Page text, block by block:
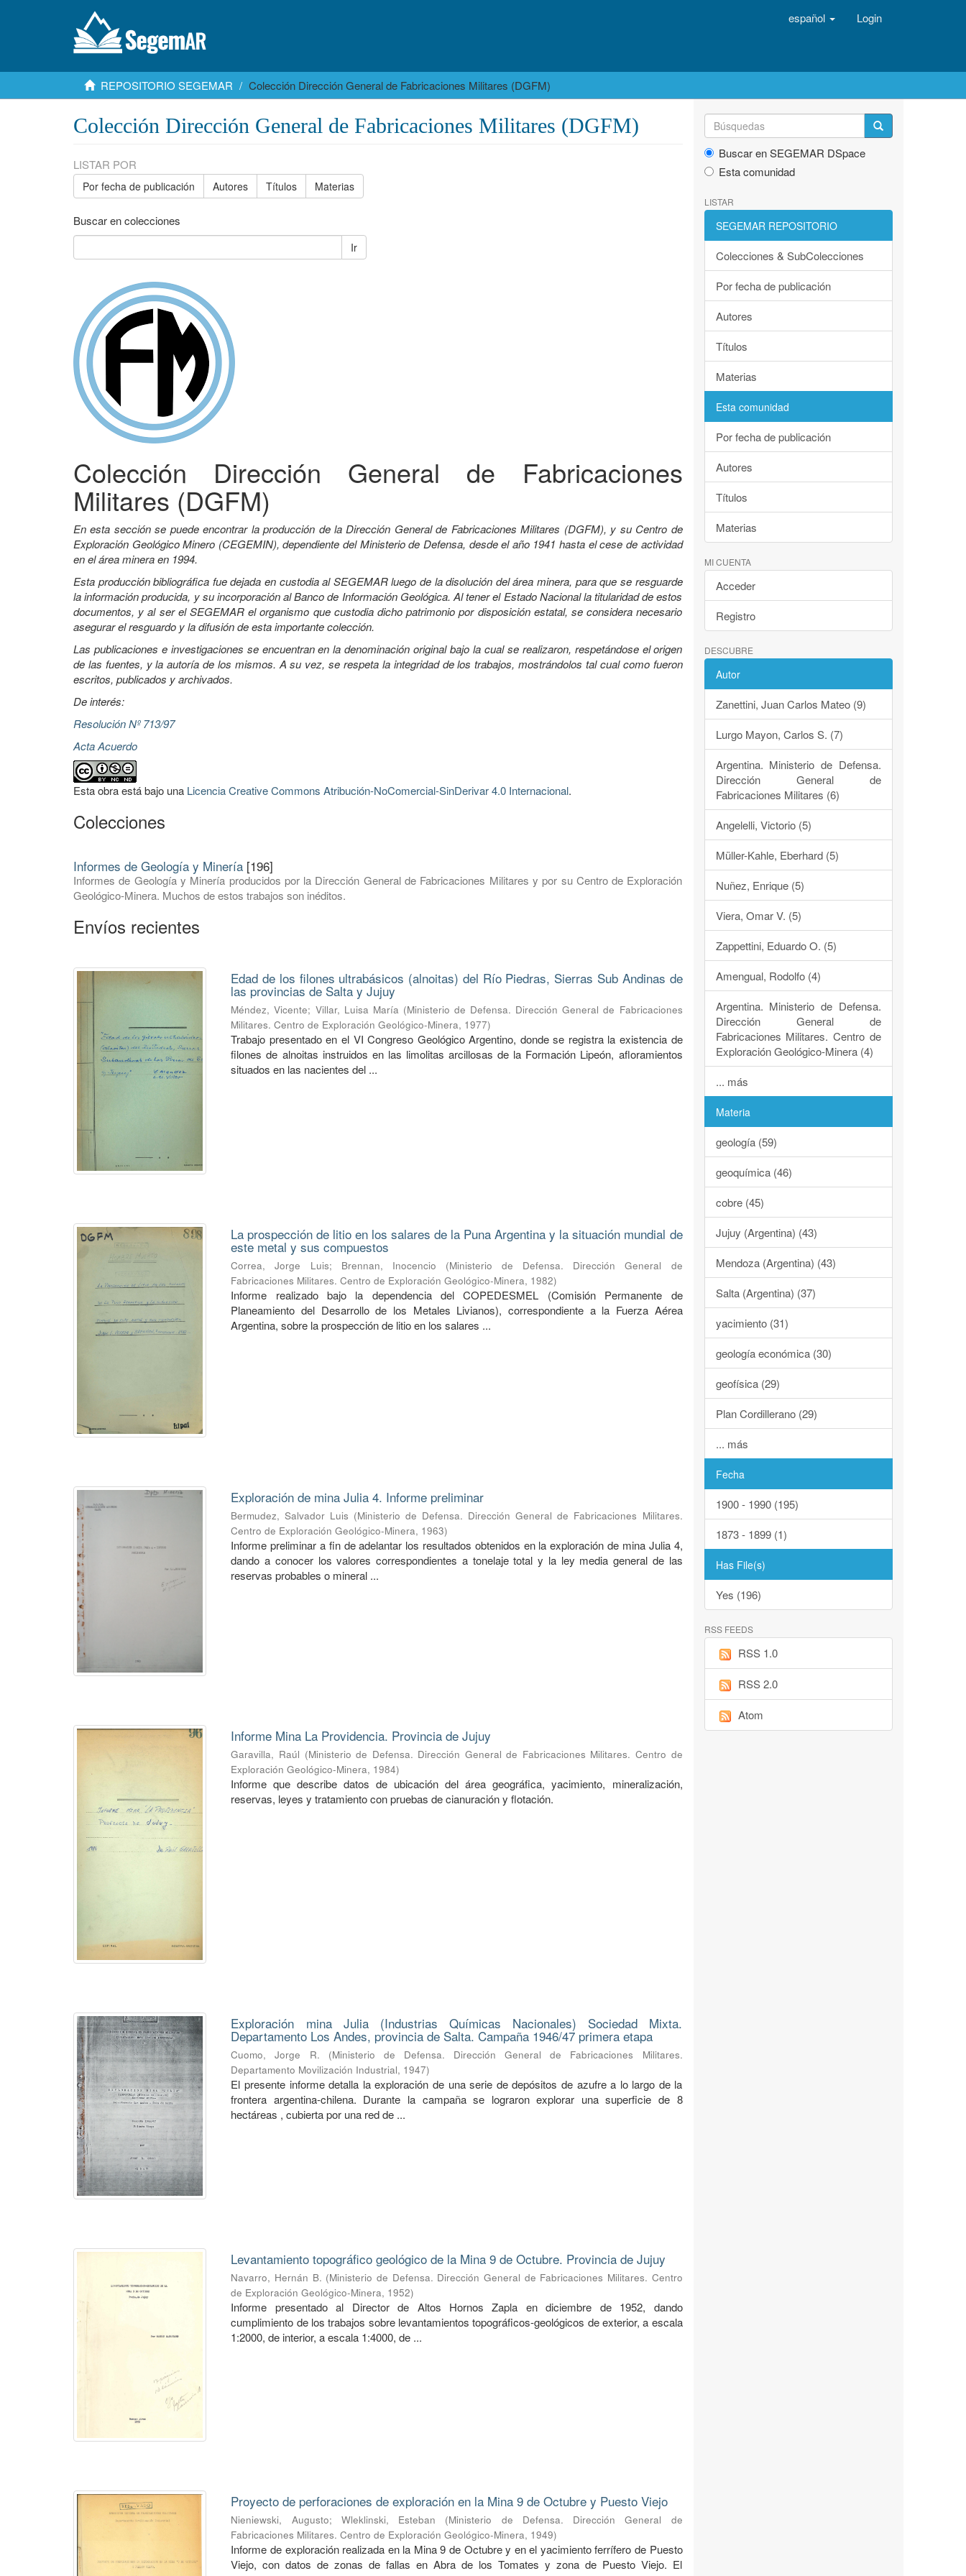
español Login
REPOSITORIO SEGEMAR Colección Dirección General de Fabricaciones Militares (DGFM)
Colección Dirección General de Fabricaciones Militares (DGFM)
LISTAR POR
Por fecha de publicación Autores Títulos Materias
Buscar en colecciones
Ir
Colección Dirección General de Fabricaciones
Militares (DGFM)
En esta sección se puede encontrar la producción de la Dirección General de Fabricaciones Militares (DGFM), y su Centro de
Exploración Geológico Minero (CEGEMIN), dependiente del Ministerio de Defensa, desde el año 1941 hasta el cese de actividad
en el área minera en 1994.
Esta producción bibliográfica fue dejada en custodia al SEGEMAR luego de la disolución del área minera, para que se resguarde
la información producida, y su incorporación al Banco de Información Geológica. Al tener el Estado Nacional la titularidad de estos
documentos, y al ser el SEGEMAR el organismo que custodia dicho patrimonio por disposición estatal, se considera necesario
asegurar el resguardo y la difusión de esta importante colección.
Las publicaciones e investigaciones se encuentran en la denominación original bajo la cual se realizaron, respetándose el origen
de las fuentes, y la autoría de los mismos. A su vez, se respeta la integridad de los trabajos, mostrándolos tal cual como fueron
escritos, publicados y archivados.
De interés:
Resolución Nº 713/97
Acta Acuerdo
Esta obra está bajo una Licencia Creative Commons Atribución-NoComercial-SinDerivar 4.0 Internacional.
Colecciones
Informes de Geología y Minería [196]
Informes de Geología y Minería producidos por la Dirección General de Fabricaciones Militares y por su Centro de Exploración
Geológico-Minera. Muchos de estos trabajos son inéditos.
Envíos recientes
Edad de los filones ultrabásicos (alnoitas) del Río Piedras, Sierras Sub Andinas de
las provincias de Salta y Jujuy
Méndez, Vicente; Villar, Luisa María (Ministerio de Defensa. Dirección General de Fabricaciones
Militares. Centro de Exploración Geológico-Minera, 1977)
Trabajo presentado en el VI Congreso Geológico Argentino, donde se registra la existencia de
filones de alnoitas instruidos en las limolitas arcillosas de la Formación Lipeón, afloramientos
situados en las nacientes del ...
La prospección de litio en los salares de la Puna Argentina y la situación mundial de
este metal y sus compuestos
Correa, Jorge Luis; Brennan, Inocencio (Ministerio de Defensa. Dirección General de
Fabricaciones Militares. Centro de Exploración Geológico-Minera, 1982)
Informe realizado bajo la dependencia del COPEDESMEL (Comisión Permanente de
Planeamiento del Desarrollo de los Metales Livianos), correspondiente a la Fuerza Aérea
Argentina, sobre la prospección de litio en los salares ...
Exploración de mina Julia 4. Informe preliminar
Bermudez, Salvador Luis (Ministerio de Defensa. Dirección General de Fabricaciones Militares.
Centro de Exploración Geológico-Minera, 1963)
Informe preliminar a fin de adelantar los resultados obtenidos en la exploración de mina Julia 4,
dando a conocer los valores correspondientes a tonelaje total y la ley media general de las
reservas probables o mineral ...
Informe Mina La Providencia. Provincia de Jujuy
Garavilla, Raúl (Ministerio de Defensa. Dirección General de Fabricaciones Militares. Centro de
Exploración Geológico-Minera, 1984)
Informe que describe datos de ubicación del área geográfica, yacimiento, mineralización,
reservas, leyes y tratamiento con pruebas de cianuración y flotación.
Exploración mina Julia (Industrias Químicas Nacionales) Sociedad Mixta.
Departamento Los Andes, provincia de Salta. Campaña 1946/47 primera etapa
Cuomo, Jorge R. (Ministerio de Defensa. Dirección General de Fabricaciones Militares.
Departamento Movilización Industrial, 1947)
El presente informe detalla la exploración de una serie de depósitos de azufre a lo largo de la
frontera argentina-chilena. Durante la campaña se lograron explorar una superficie de 8
hectáreas , cubierta por una red de ...
Levantamiento topográfico geológico de la Mina 9 de Octubre. Provincia de Jujuy
Navarro, Hernán B. (Ministerio de Defensa. Dirección General de Fabricaciones Militares. Centro
de Exploración Geológico-Minera, 1952)
Informe presentado al Director de Altos Hornos Zapla en diciembre de 1952, dando
cumplimiento de los trabajos sobre levantamientos topográficos-geológicos de exterior, a escala
1:2000, de interior, a escala 1:4000, de ...
Proyecto de perforaciones de exploración en la Mina 9 de Octubre y Puesto Viejo
Nieniewski, Augusto; Wleklinski, Esteban (Ministerio de Defensa. Dirección General de
Fabricaciones Militares. Centro de Exploración Geológico-Minera, 1949)
Informe de exploración realizada en la Mina 9 de Octubre y en el yacimiento ferrífero de Puesto
Viejo, con datos de zonas de fallas en Abra de los Tomates y zona de Puesto Viejo. El
Buscar en SEGEMAR DSpace
Esta comunidad
LISTAR
SEGEMAR REPOSITORIO
Colecciones & SubColecciones
Por fecha de publicación
Autores
Títulos
Materias
Esta comunidad
Por fecha de publicación
Autores
Títulos
Materias
MI CUENTA
Acceder
Registro
DESCUBRE
Autor
Zanettini, Juan Carlos Mateo (9)
Lurgo Mayon, Carlos S. (7)
Argentina. Ministerio de Defensa.
Dirección General de
Fabricaciones Militares (6)
Angelelli, Victorio (5)
Müller-Kahle, Eberhard (5)
Nuñez, Enrique (5)
Viera, Omar V. (5)
Zappettini, Eduardo O. (5)
Amengual, Rodolfo (4)
Argentina. Ministerio de Defensa.
Dirección General de
Fabricaciones Militares. Centro de
Exploración Geológico-Minera (4)
... más
Materia
geología (59)
geoquímica (46)
cobre (45)
Jujuy (Argentina) (43)
Mendoza (Argentina) (43)
Salta (Argentina) (37)
yacimiento (31)
geología económica (30)
geofísica (29)
Plan Cordillerano (29)
... más
Fecha
1900 - 1990 (195)
1873 - 1899 (1)
Has File(s)
Yes (196)
RSS FEEDS
RSS 1.0
RSS 2.0
Atom